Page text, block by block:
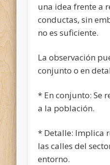
una idea frente a
conductas, sin
no es suficiente.
La observación
conjunto o en
* En conjunto: Se
a la población.
* Detalle: Implica
las calles del
entorno.